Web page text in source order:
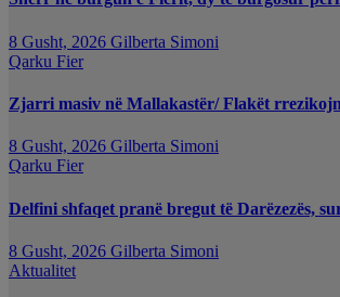
8 Gusht, 2026 Gilberta Simoni
Qarku Fier
Zjarri masiv në Mallakastër/ Flakët
8 Gusht, 2026 Gilberta Simoni
Qarku Fier
Delfini shfaqet pranë bregut të Darëzezës,
8 Gusht, 2026 Gilberta Simoni
Aktualitet